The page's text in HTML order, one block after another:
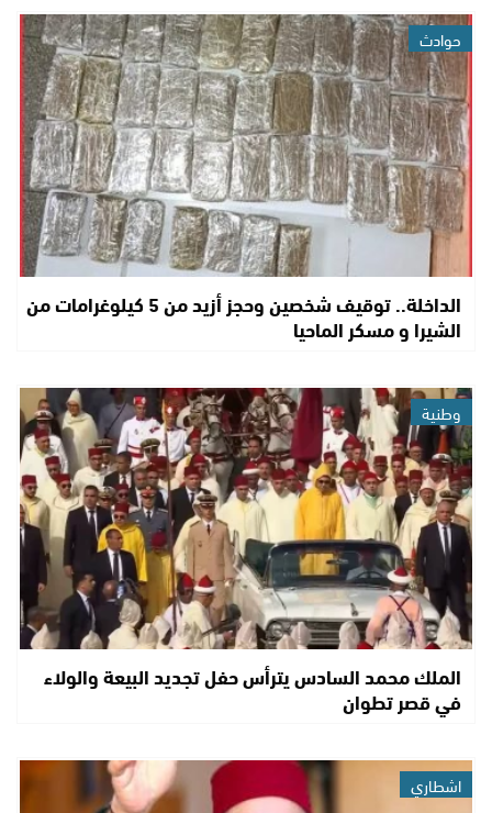
حوادث
الداخلة.. توقيف شخصين وحجز أزيد من 5 كيلوغرامات من
الشيرا و مسكر الماحيا
وطنية
الملك محمد السادس يترأس حفل تجديد البيعة والولاء
في قصر تطوان
اشطاري